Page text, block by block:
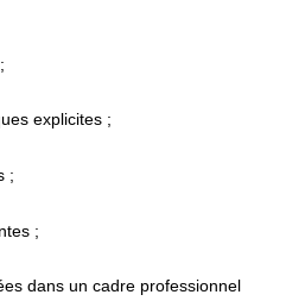
explicites ;
;
;
dans un cadre professionnel